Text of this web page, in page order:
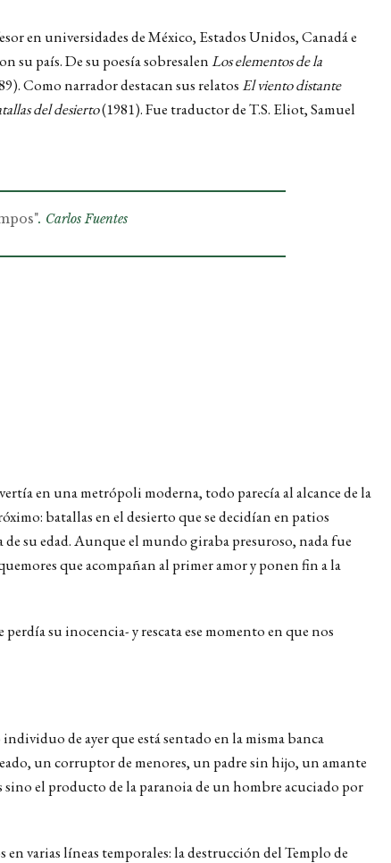
en universidades de México, Estados Unidos, Canadá e
su país. De su poesía sobresalenLos elementos de la
Como narrador destacan sus relatos El viento distante
del desierto(1981). Fue traductor de T.S. Eliot, Samuel
. Carlos Fuentes
en una metrópoli moderna, todo parecía al alcance de la
batallas en el desierto que se decidían en patios
su edad. Aunque el mundo giraba presuroso, nada fue
que acompañan al primer amor y ponen fin a la
su inocencia- y rescata ese momento en que nos
de ayer que está sentado en la misma banca
un corruptor de menores, un padre sin hijo, un amante
el producto de la paranoia de un hombre acuciado por
varias líneas temporales: la destrucción del Templo de